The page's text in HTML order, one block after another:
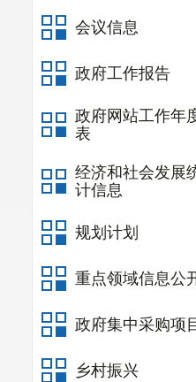
会议信息
政府工作报告
政府网站工作年
表
经济和社会发展
计信息
规划计划
重点领域信息公
政府集中采购项
乡村振兴